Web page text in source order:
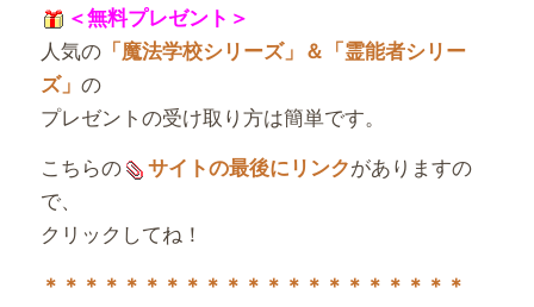
＜無料プレゼント＞
人気の「魔法学校シリーズ」＆「霊能者シリー
ズ」 の
プレゼントの受け取り方は簡単です。
こちらの
サイトの最後にリンクがありますの
で、
クリックしてね！
＊＊＊＊＊＊＊＊＊＊＊＊＊＊＊＊＊＊＊＊＊